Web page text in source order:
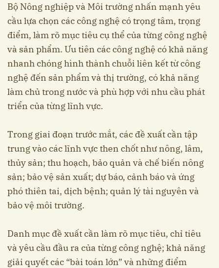
Bộ Nông nghiệp và Môi trường nhấn mạnh yêu
cầu lựa chọn các công nghệ có trọng tâm, trọng
điểm, làm rõ mục tiêu cụ thể của từng công nghệ
và sản phẩm. Ưu tiên các công nghệ có khả năng
nhanh chóng hình thành chuỗi liên kết từ công
nghệ đến sản phẩm và thị trường, có khả năng
làm chủ trong nước và phù hợp với nhu cầu phát
triển của từng lĩnh vực.
Trong giai đoạn trước mắt, các đề xuất cần tập
trung vào các lĩnh vực then chốt như nông, lâm,
thủy sản; thu hoạch, bảo quản và chế biến nông
sản; bảo vệ sản xuất; dự báo, cảnh báo và ứng
phó thiên tai, dịch bệnh; quản lý tài nguyên và
bảo vệ môi trường.
Danh mục đề xuất cần làm rõ mục tiêu, chỉ tiêu
và yêu cầu đầu ra của từng công nghệ; khả năng
giải quyết các “bài toán lớn” và những điểm